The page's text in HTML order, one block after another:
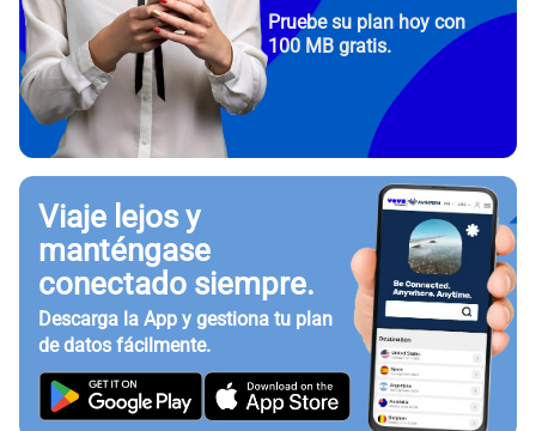
Pruebe su plan hoy con
100 MB gratis.
Viaje lejos y
manténgase
conectado siempre.
Descarga la App y gestiona tu plan
de datos fácilmente.